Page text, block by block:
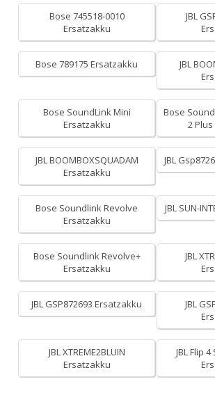
Bose 745518-0010
Ersatzakku
JBL
Bose 789175 Ersatzakku
JBL
Bose SoundLink Mini
Ersatzakku
Bose
2
JBL BOOMBOXSQUADAM
Ersatzakku
JBL
Bose Soundlink Revolve
Ersatzakku
JBL SUN-
Bose Soundlink Revolve+
Ersatzakku
JBL
JBL GSP872693 Ersatzakku
JBL
JBL XTREME2BLUIN
Ersatzakku
JBL Flip